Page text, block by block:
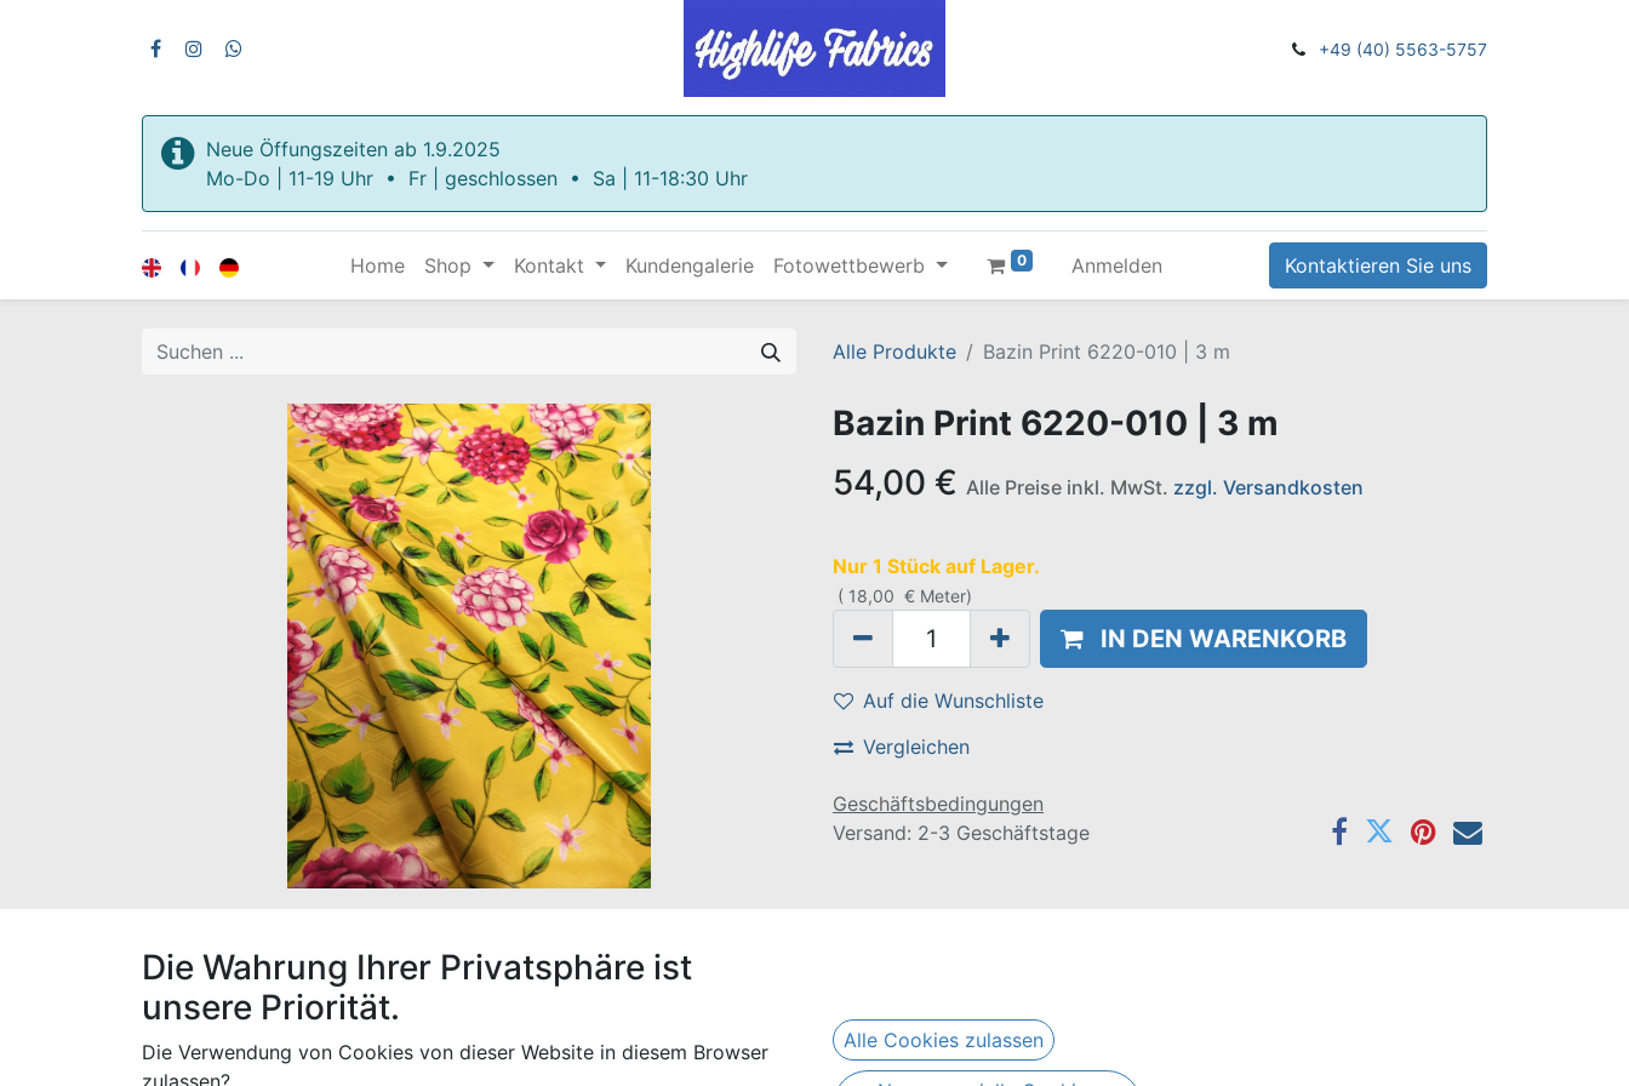
+49 (40) 5563-5757
Neue Öffungszeiten ab 1.9.2025
Mo-Do | 11-19 Uhr • Fr | geschlossen • Sa | 11-18:30 Uhr
Home Shop Kontakt Kundengalerie Fotowettbewerb 0 Anmelden Kontaktieren Sie uns
Alle Produkte Bazin Print 6220-010 | 3 m
Bazin Print 6220-010 | 3 m
54,00 € Alle Preise inkl. MwSt. zzgl. Versandkosten
Nur 1 Stück auf Lager.
( 18,00 € Meter)
IN DEN WARENKORB
Auf die Wunschliste
Vergleichen
Geschäftsbedingungen
Versand: 2-3 Geschäftstage
Spezifikationen
Die Wahrung Ihrer Privatsphäre ist
unsere Priorität.
Die Verwendung von Cookies von dieser Website in diesem Browser
zulassen?
Alle Cookies zulassen